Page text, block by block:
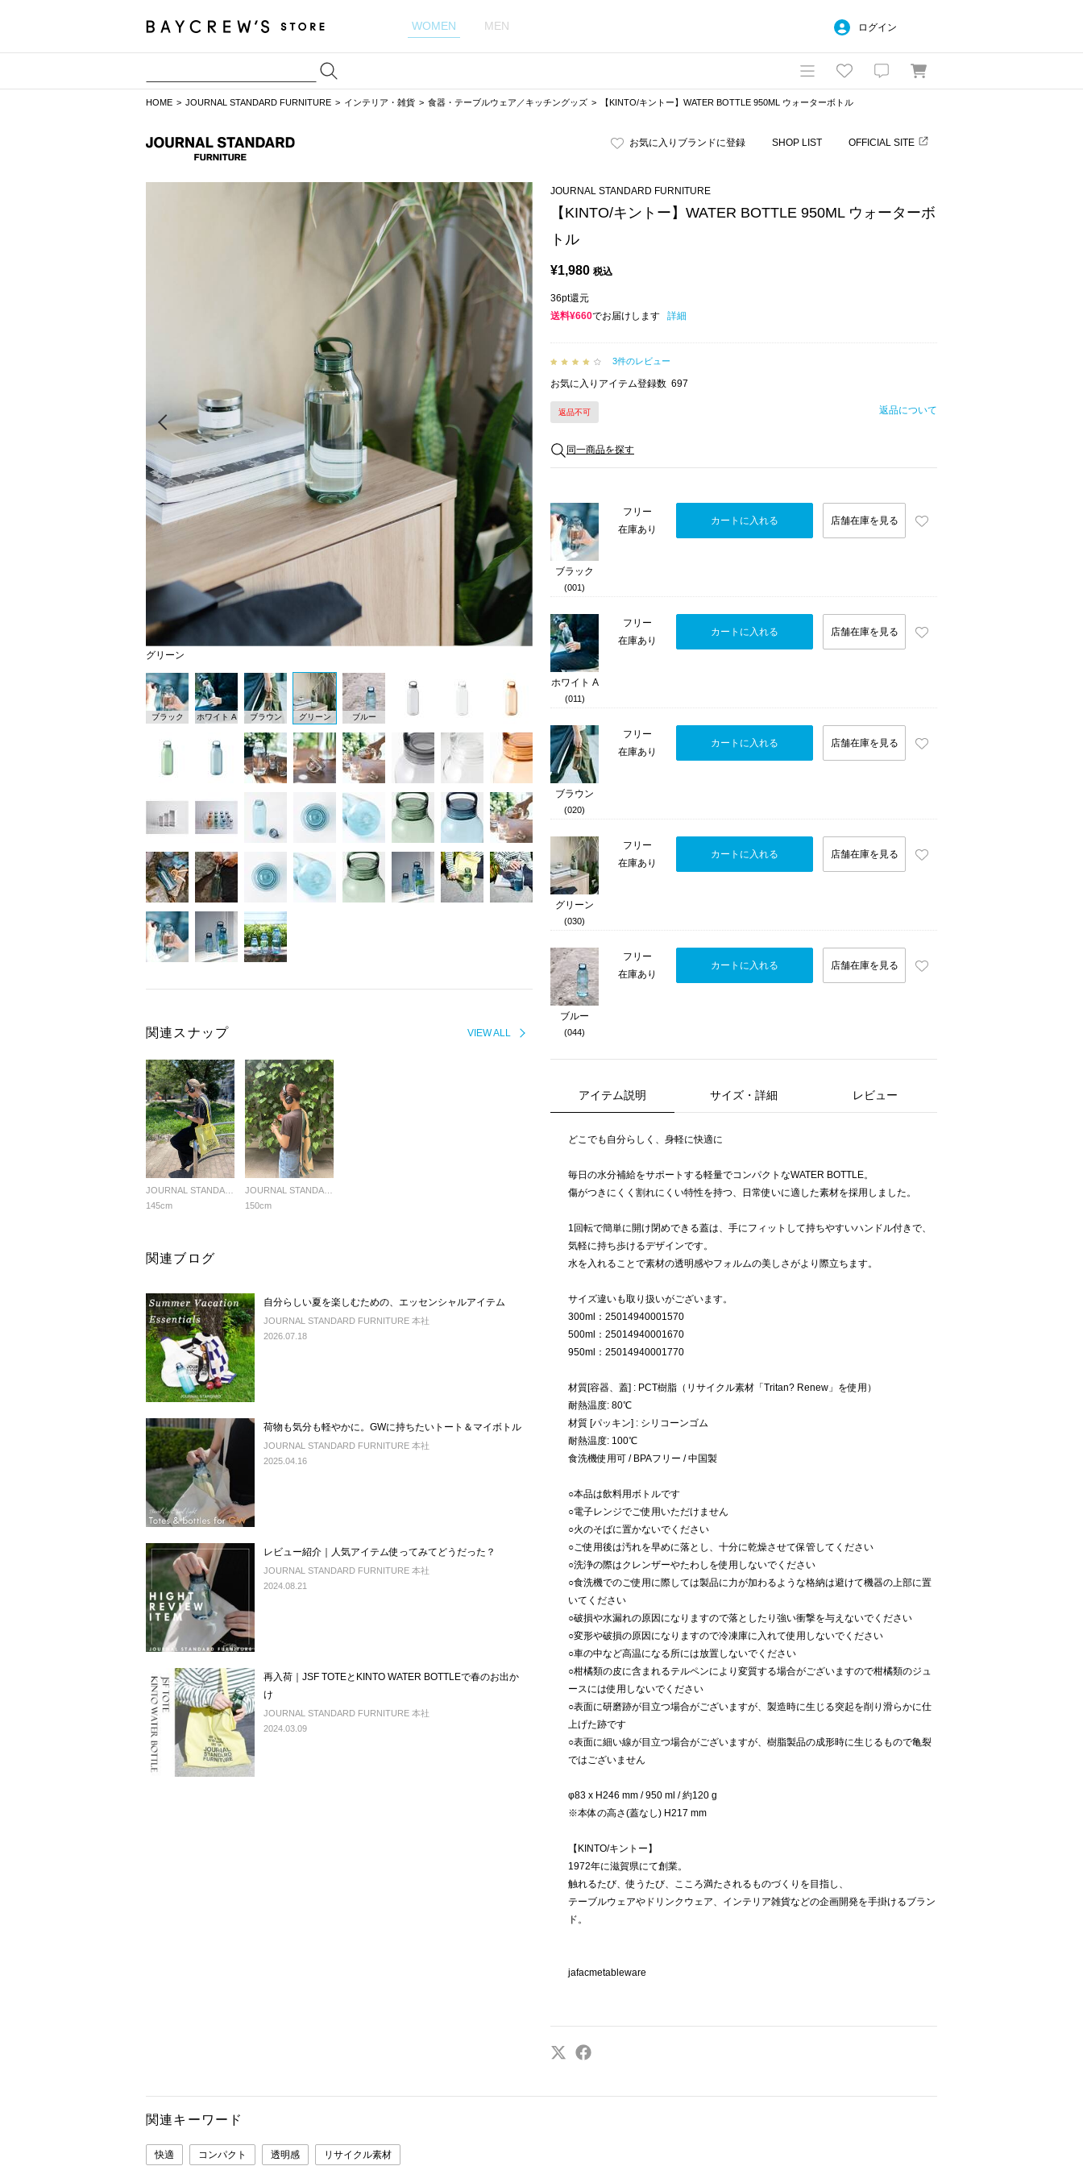
WOMEN MEN ログイン
HOME JOURNAL STANDARD FURNITURE インテリア・雑貨 食器・テーブルウェア／キッチングッズ 【KINTO/キントー】WATER BOTTLE 950ML ウォーターボトル
お気に入りブランドに登録 SHOP LIST OFFICIAL SITE
グリーン
ブラック ホワイト A ブラウン グリーン ブルー
VIEW ALL
関連スナップ
145cm
150cm
関連ブログ
自分らしい夏を楽しむための、エッセンシャルアイテム
JOURNAL STANDARD FURNITURE 本社
2026.07.18
荷物も気分も軽やかに。GWに持ちたいトート＆マイボトル
JOURNAL STANDARD FURNITURE 本社
2025.04.16
レビュー紹介｜人気アイテム使ってみてどうだった？
JOURNAL STANDARD FURNITURE 本社
2024.08.21
再入荷｜JSF TOTEとKINTO WATER BOTTLEで春のお出か
け
JOURNAL STANDARD FURNITURE 本社
2024.03.09
JOURNAL STANDARD FURNITURE
【KINTO/キントー】WATER BOTTLE 950ML ウォーターボ
トル
¥1,980 税込
36pt還元
送料¥660でお届けします 詳細
3件のレビュー
お気に入りアイテム登録数 697
返品不可 返品について
同一商品を探す
ブラック
(001)
フリー
在庫あり
カートに入れる 店舗在庫を見る
ホワイト A
(011)
フリー
在庫あり
カートに入れる 店舗在庫を見る
ブラウン
(020)
フリー
在庫あり
カートに入れる 店舗在庫を見る
グリーン
(030)
フリー
在庫あり
カートに入れる 店舗在庫を見る
ブルー
(044)
フリー
在庫あり
カートに入れる 店舗在庫を見る
アイテム説明 サイズ・詳細 レビュー
どこでも自分らしく、身軽に快適に
毎日の水分補給をサポートする軽量でコンパクトなWATER BOTTLE。
傷がつきにくく割れにくい特性を持つ、日常使いに適した素材を採用しました。
1回転で簡単に開け閉めできる蓋は、手にフィットして持ちやすいハンドル付きで、
気軽に持ち歩けるデザインです。
水を入れることで素材の透明感やフォルムの美しさがより際立ちます。
サイズ違いも取り扱いがございます。
300ml：25014940001570
500ml：25014940001670
950ml：25014940001770
材質[容器、蓋] : PCT樹脂（リサイクル素材「Tritan? Renew」を使用）
耐熱温度: 80℃
材質 [パッキン] : シリコーンゴム
耐熱温度: 100℃
食洗機使用可 / BPAフリー / 中国製
○本品は飲料用ボトルです
○電子レンジでご使用いただけません
○火のそばに置かないでください
○ご使用後は汚れを早めに落とし、十分に乾燥させて保管してください
○洗浄の際はクレンザーやたわしを使用しないでください
○食洗機でのご使用に際しては製品に力が加わるような格納は避けて機器の上部に置
いてください
○破損や水漏れの原因になりますので落としたり強い衝撃を与えないでください
○変形や破損の原因になりますので冷凍庫に入れて使用しないでください
○車の中など高温になる所には放置しないでください
○柑橘類の皮に含まれるテルペンにより変質する場合がございますので柑橘類のジュ
ースには使用しないでください
○表面に研磨跡が目立つ場合がございますが、製造時に生じる突起を削り滑らかに仕
上げた跡です
○表面に細い線が目立つ場合がございますが、樹脂製品の成形時に生じるもので亀裂
ではございません
φ83 x H246 mm / 950 ml / 約120 g
※本体の高さ(蓋なし) H217 mm
【KINTO/キントー】
1972年に滋賀県にて創業。
触れるたび、使うたび、こころ満たされるものづくりを目指し、
テーブルウェアやドリンクウェア、インテリア雑貨などの企画開発を手掛けるブラン
ド。
jafacmetableware
関連キーワード
快適 コンパクト 透明感 リサイクル素材